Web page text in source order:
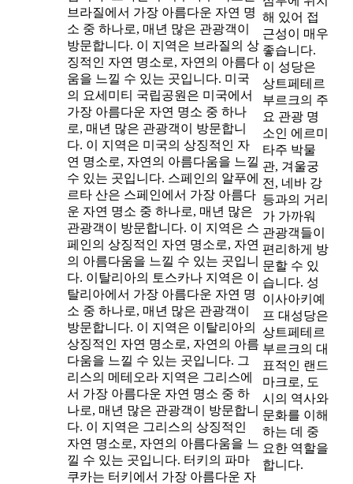
브라질에서 가장 아름다운 자연 명
소 중 하나로, 매년 많은 관광객이
방문합니다. 이 지역은 브라질의 상
징적인 자연 명소로, 자연의 아름다
움을 느낄 수 있는 곳입니다. 미국
의 요세미티 국립공원은 미국에서
가장 아름다운 자연 명소 중 하나
로, 매년 많은 관광객이 방문합니
다. 이 지역은 미국의 상징적인 자
연 명소로, 자연의 아름다움을 느낄
수 있는 곳입니다. 스페인의 알푸에
르타 산은 스페인에서 가장 아름다
운 자연 명소 중 하나로, 매년 많은
관광객이 방문합니다. 이 지역은 스
페인의 상징적인 자연 명소로, 자연
의 아름다움을 느낄 수 있는 곳입니
다. 이탈리아의 토스카나 지역은 이
탈리아에서 가장 아름다운 자연 명
소 중 하나로, 매년 많은 관광객이
방문합니다. 이 지역은 이탈리아의
상징적인 자연 명소로, 자연의 아름
다움을 느낄 수 있는 곳입니다. 그
리스의 메테오라 지역은 그리스에
서 가장 아름다운 자연 명소 중 하
나로, 매년 많은 관광객이 방문합니
다. 이 지역은 그리스의 상징적인
자연 명소로, 자연의 아름다움을 느
낄 수 있는 곳입니다. 터키의 파마
쿠카는 터키에서 가장 아름다운 자
해 있어 접
근성이 매우
좋습니다.
이 성당은
상트페테르
부르크의 주
요 관광 명
소인 에르미
타주 박물
관, 겨울궁
전, 네바 강
등과의 거리
가 가까워
관광객들이
편리하게 방
문할 수 있
습니다. 성
이사아키예
프 대성당은
상트페테르
부르크의 대
표적인 랜드
마크로, 도
시의 역사와
문화를 이해
하는 데 중
요한 역할을
합니다.